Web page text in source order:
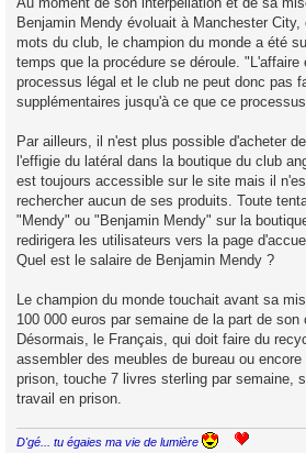
Benjamin Mendy évoluait à Manchester City,
mots du club, le champion du monde a été
temps que la procédure se déroule.
processus légal et le club ne peut donc pas
supplémentaires jusqu'à ce que ce
Par ailleurs, il n'est plus possible d'acheter
l'effigie du latéral dans la boutique du club
est toujours accessible sur le site mais il
rechercher aucun de ses produits. Toute
"Mendy" ou "Benjamin Mendy" sur la
redirigera les utilisateurs vers la page
Quel est le salaire de Benjamin Mendy ?
Le champion du monde touchait avant sa
100 000 euros par semaine de la part de son
Désormais, le Français, qui doit faire du
assembler des meubles de bureau ou
prison, touche 7 livres sterling par semaine,
travail en prison.
D'gé... tu égaies ma vie de lumière